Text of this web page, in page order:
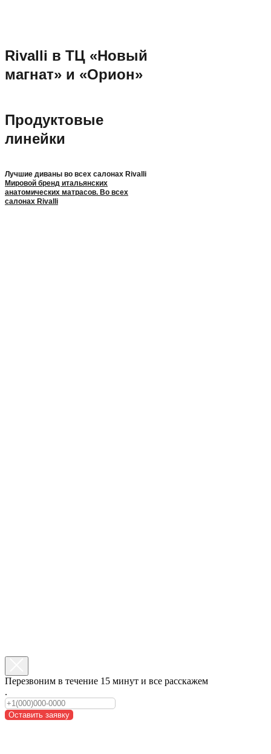
Продуктовые
линейки
Лучшие диваны во всех салонах Rivalli
Мировой бренд итальянских
анатомических матрасов. Во всех
салонах Rivalli
Rivalli в ТЦ «Новый
магнат» и «Орион»
Перезвоним в течение 15 минут и все расскажем
.
Оставить заявку